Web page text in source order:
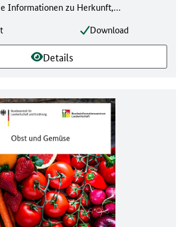
Informationen zu Herkunft,
Ernte, Lagerung und
von Kakis.
Download
Details